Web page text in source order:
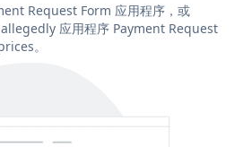
Request Form 应用程序，或
应用程序 Payment Request
。